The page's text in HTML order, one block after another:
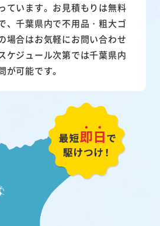
ています。お見積もりは無料
、千葉県内で不用品・粗大ゴ
場合はお気軽にお問い合わせ
ケジュール次第では千葉県内
が可能です。